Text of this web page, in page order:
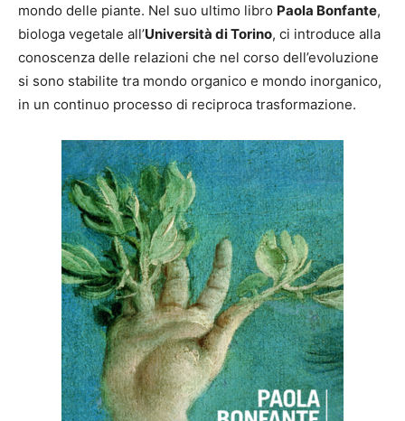
mondo delle piante. Nel suo ultimo libro Paola Bonfante,
biologa vegetale all’Università di Torino, ci introduce alla
conoscenza delle relazioni che nel corso dell’evoluzione
si sono stabilite tra mondo organico e mondo inorganico,
in un continuo processo di reciproca trasformazione.